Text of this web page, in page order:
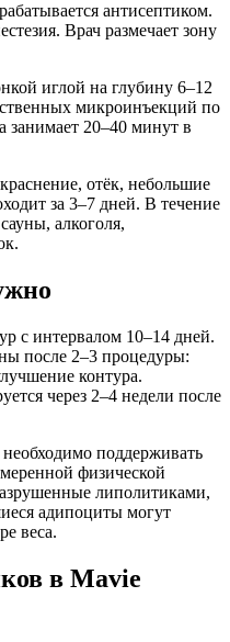
антисептиком.
Врач размечает зону
иглой на глубину 6–12
микроинъекций по
занимает 20–40 минут в
отёк, небольшие
за 3–7 дней. В течение
алкоголя,
с интервалом 10–14 дней.
после 2–3 процедуры:
контура.
через 2–4 недели после
поддерживать
физической
липолитиками,
адипоциты могут
веса.
в Mavie